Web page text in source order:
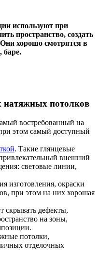
используют при
пространство, создать
хорошо смотрятся в
баре.
натяжных потолков
востребованный на
этом самый доступный
. Такие глянцевые
внешний
световые линии,
изготовления, окраски
при этом на них хорошая
скрывать дефекты,
на зоны,
потолки,
отделочных